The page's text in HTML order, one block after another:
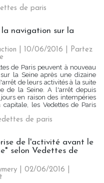
de paris
navigation sur la
| 10/06/2016
Partez
de Paris peuvent à nouveau
la Seine après une dizaine
de leurs activités à la suite
de la Seine. A l'arrêt depuis
en raison des intempéries
les Vedettes de Paris
de paris
de l'activité avant le
selon Vedettes de
| 02/06/2016